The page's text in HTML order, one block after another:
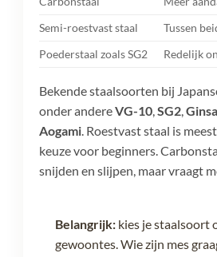
Semi-roestvast staal
Tussen
Poederstaal zoals SG2
Redelijk
Bekende staalsoorten bij
onder andereVG-10,SG2,
Aogami. Roestvast staal is
keuze voor beginners.
snijden en slijpen, maar vraagt
Belangrijk: kies je staalsoort
gewoontes. Wie zijn mes